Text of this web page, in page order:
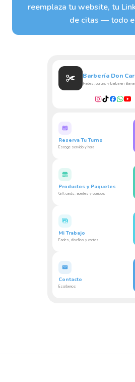
reemplaza tu website, tu
de citas — todo
Barbería Don
Fades, cortes y barba en
Reserva Tu Turno
Escoge servicio y hora
Productos y Paquetes
Gift cards, aceites y combos
Mi Trabajo
Fades, diseños y cortes
Contacto
Escríbenos